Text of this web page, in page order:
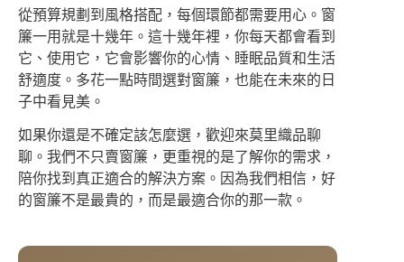
從預算規劃到風格搭配，每個環節都需要用心。窗
簾一用就是十幾年。這十幾年裡，你每天都會看到
它、使用它，它會影響你的心情、睡眠品質和生活
舒適度。多花一點時間選對窗簾，也能在未來的日
子中看見美。
如果你還是不確定該怎麼選，歡迎來莫里織品聊
聊。我們不只賣窗簾，更重視的是了解你的需求，
陪你找到真正適合的解決方案。因為我們相信，好
的窗簾不是最貴的，而是最適合你的那一款。